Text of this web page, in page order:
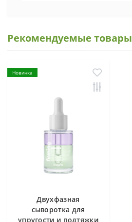
Рекомендуемые товары
Новинка
Двухфазная
сыворотка для
упругости и подтяжки